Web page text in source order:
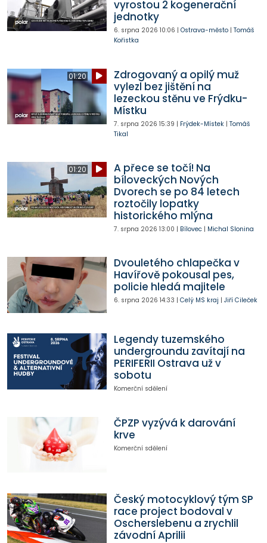
vyrostou 2 kogenerační
jednotky
6. srpna 2026 10:06 | Ostrava-město| Tomáš
Kořistka
01:20
Zdrogovaný a opilý muž
vylezl bez jištění na
lezeckou stěnu ve Frýdku-
Místku
7. srpna 2026 15:39 | Frýdek-Místek| Tomáš
Tikal
01:20
A přece se točí! Na
bíloveckých Nových
Dvorech se po 84 letech
roztočily lopatky
historického mlýna
7. srpna 2026 13:00 | Bílovec| Michal Slonina
Dvouletého chlapečka v
Havířově pokousal pes,
policie hledá majitele
6. srpna 2026 14:33 | Celý MS kraj | Jiří Cileček
Legendy tuzemského
undergroundu zavítají na
PERIFERII Ostrava už v
sobotu
Komerční sdělení
ČPZP vyzývá k darování
krve
Komerční sdělení
Český motocyklový tým SP
race project bodoval v
Oscherslebenu a zrychlil
závodní Aprilii